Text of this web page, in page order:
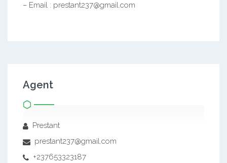
– Email : prestant237@gmail.com
Agent
Prestant
prestant237@gmail.com
+237653323187